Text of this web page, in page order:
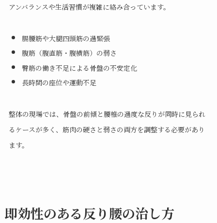
アンバランスや生活習慣が複雑に絡み合っています。
腸腰筋や大腿四頭筋の過緊張
腹筋（腹直筋・腹横筋）の弱さ
臀筋の働き不足による骨盤の不安定化
長時間の座位や運動不足
整体の現場では、骨盤の前傾と腰椎の過度な反りが同時に見られ
るケースが多く、筋肉の硬さと弱さの両方を調整する必要があり
ます。
即効性のある反り腰の治し方